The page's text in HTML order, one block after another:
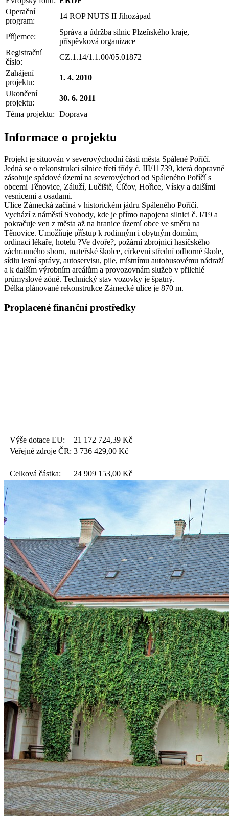
Operační
program:
14 ROP NUTS II Jihozápad
Příjemce:
Správa a údržba silnic Plzeňského kraje,
příspěvková organizace
Registrační
číslo:
CZ.1.14/1.1.00/05.01872
Zahájení
projektu:
1. 4. 2010
Ukončení
projektu:
30. 6. 2011
Téma projektu: Doprava
Informace o projektu
Projekt je situován v severovýchodní části města Spálené Poříčí.
Jedná se o rekonstrukci silnice třetí třídy č. III/11739, která dopravně
zásobuje spádové území na severovýchod od Spáleného Poříčí s
obcemi Těnovice, Záluží, Lučiště, Číčov, Hořice, Vísky a dalšími
vesnicemi a osadami.
Ulice Zámecká začíná v historickém jádru Spáleného Poříčí.
Vychází z náměstí Svobody, kde je přímo napojena silnici č. I/19 a
pokračuje ven z města až na hranice území obce ve směru na
Těnovice. Umožňuje přístup k rodinným i obytným domům,
ordinaci lékaře, hotelu ?Ve dvoře?, požární zbrojnici hasičského
záchranného sboru, mateřské školce, církevní střední odborné škole,
sídlu lesní správy, autoservisu, pile, místnímu autobusovému nádraží
a k dalším výrobním areálům a provozovnám služeb v přilehlé
průmyslové zóně. Technický stav vozovky je špatný.
Délka plánované rekonstrukce Zámecké ulice je 870 m.
Proplacené finanční prostředky
Výše dotace EU: 21 172 724,39 Kč
Veřejné zdroje ČR: 3 736 429,00 Kč
Celková částka: 24 909 153,00 Kč